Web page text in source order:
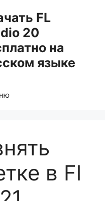
FL
20
на
языке
в Fl